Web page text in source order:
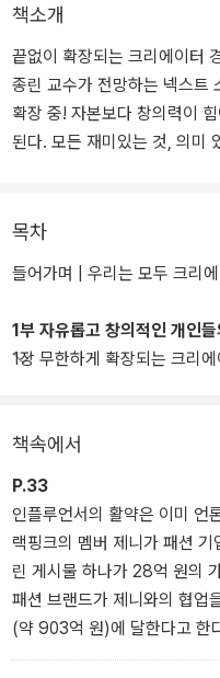
책소개
끝없이 확장되는 크리에이터
종린 교수가 전망하는 넥스트
확장 중! 자본보다 창의력이
된다. 모든 재미있는 것, 의미
포착해온 ‘골목길 경제학자’
주목한다.
목차
들어가며 | 우리는 모두 크리
1부 자유롭고 창의적인 개인
1장 무한하게 확장되는 크리
책속에서
P.33
인플루언서의 활약은 이미 언
랙핑크의 멤버 제니가 패션
린 게시물 하나가 28억 원의
패션 브랜드가 제니와의 협업
(약 903억 원)에 달한다고 한